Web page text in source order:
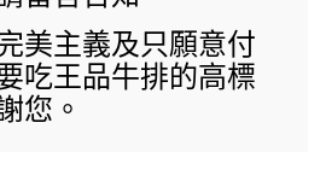
美主義及只願意付
吃王品牛排的高標
您。